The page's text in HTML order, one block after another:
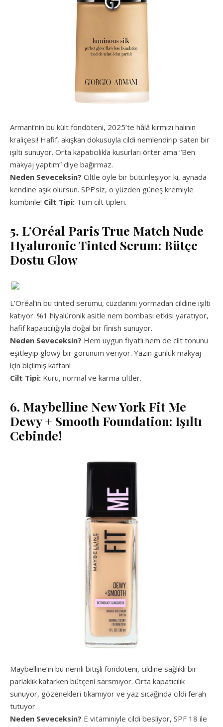
Armani’nin bu kült fondöteni, 2025’te hâlâ kırmızı halının
kraliçesi! Hafif, akışkan dokusuyla cildi nemlendirip saten bir
ışıltı sunuyor. Orta kapatıcılıkla kusurları örter ama “Ben
makyaj yaptım” diye bağırmaz.
Neden Seveceksin? Ciltle öyle bir bütünleşiyor ki, aynada
kendine aşık olursun. SPF’siz, o yüzden güneş kremiyle
kombinle! Cilt Tipi: Tüm cilt tipleri.
5. L’Oréal Paris True Match Nude
Hyaluronic Tinted Serum: Bütçe
Dostu Glow
L’Oréal’in bu tinted serumu, cüzdanını yormadan cildine ışıltı
katıyor. %1 hiyalüronik asitle nem bombası etkisi yaratıyor,
hafif kapatıcılığıyla doğal bir finish sunuyor.
Neden Seveceksin? Hem uygun fiyatlı hem de cilt tonunu
eşitleyip glowy bir görünüm veriyor. Yazın günlük makyaj
için biçilmiş kaftan!
Cilt Tipi: Kuru, normal ve karma ciltler.
6. Maybelline New York Fit Me
Dewy + Smooth Foundation: Işıltı
Cebinde!
Maybelline’in bu nemli bitişli fondöteni, cildine sağlıklı bir
parlaklık katarken bütçeni sarsmıyor. Orta kapatıcılık
sunuyor, gözenekleri tıkamıyor ve yaz sıcağında cildi ferah
tutuyor.
Neden Seveceksin? E vitaminiyle cildi besliyor, SPF 18 ile